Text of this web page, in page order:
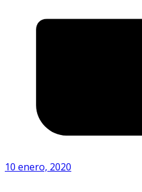
10 enero, 2020